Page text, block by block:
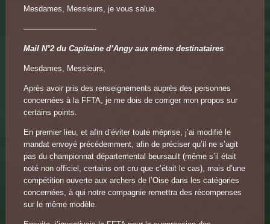
Mesdames, Messieurs, je vous salue.
—————————-
Mail N°2 du Capitaine d’Angy aux même destinataires
Mesdames, Messieurs,
Après avoir pris des renseignements auprès des personnes
concernées à la FFTA, je me dois de corriger mon propos sur
certains points.
En premier lieu, et afin d’éviter toute méprise, j’ai modifié le
mandat envoyé précédemment, afin de préciser qu’il ne s’agit
pas du championnat départemental beursault (même s’il était
noté non officiel, certains ont cru que c’était le cas), mais d’une
compétition ouverte aux archers de l’Oise dans les catégories
concernées, à qui notre compagnie remettra des récompenses
sur le même modèle.